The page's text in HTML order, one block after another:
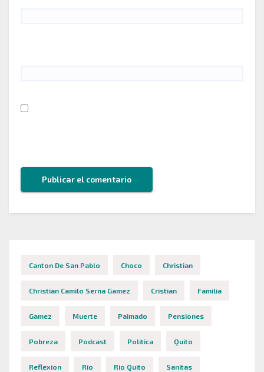
Canton De San Pablo Choco Christian
Christian Camilo Serna Gamez Cristian Familia
Gamez Muerte Paimado Pensiones
Pobreza Podcast Politica Quito
Reflexion Rio Rio Quito Sanitas